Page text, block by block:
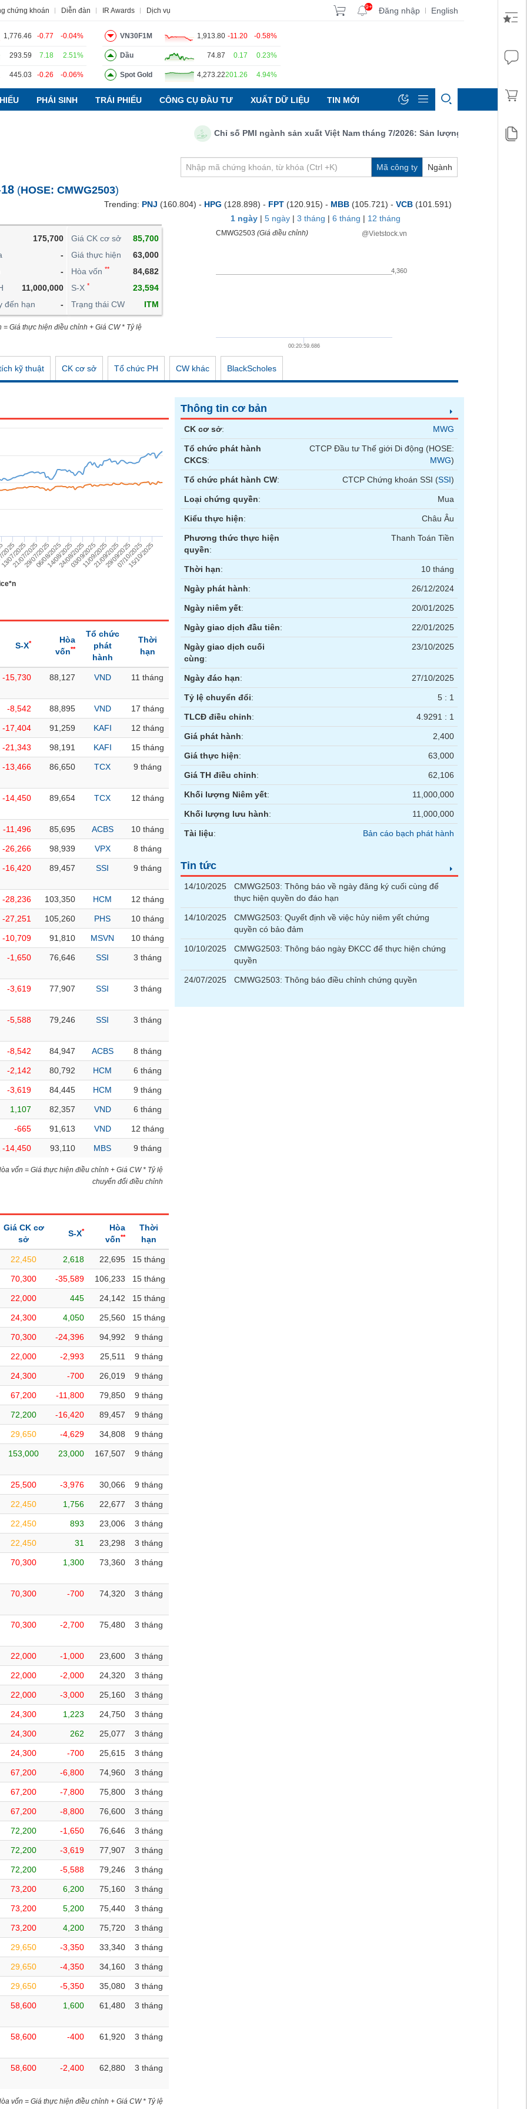
chứng khoán Diễn đàn IR Awards Dịch vụ 9+ Đăng nhập | English
1,776.46 -0.77 -0.04%
293.59 7.18 2.51%
445.03 -0.26 -0.06%
VN30F1M 1,913.80 -11.20 -0.58%
Dầu 74.87 0.17 0.23%
Spot Gold 4,273.22201.26 4.94%
PHÁI SINH TRÁI PHIẾU CÔNG CỤ ĐẦU TƯ XUẤT DỮ LIỆU TIN MỚI
Chỉ số PMI ngành sản xuất Việt Nam tháng 7/2026: Sản lượng, số lượng đơn đặt
Mã công ty Ngành
(HOSE: CMWG2503)
175,700
-
-
11,000,000
đến hạn
-
Giá CK cơ sở
85,700
Giá thực hiện
63,000
Hòa vốn **
84,682
S-X *
23,594
Trạng thái CW
ITM
Giá thực hiện điều chỉnh + Giá CW * Tỷ lệ
Trending: PNJ (160.804) - HPG (128.898) - FPT (120.915) - MBB (105.721) - VCB (101.591)
1 ngày | 5 ngày | 3 tháng | 6 tháng | 12 tháng
CMWG2503 (Giá điều chỉnh) @Vietstock.vn
00:20:59.686
4,360
kỹ thuật CK cơ sở Tổ chức PH CW khác BlackScholes
13/07/2025
21/07/2025
29/07/2025
06/08/2025
14/08/2025
24/08/2025
03/09/2025
11/09/2025
21/09/2025
29/09/2025
07/10/2025
15/10/2025
S-X*
Hòa
vốn**
Tổ chức
phát
hành
Thời
hạn
-15,730 88,127 VND 11 tháng
-8,542 88,895 VND 17 tháng
-17,404 91,259 KAFI 12 tháng
-21,343 98,191 KAFI 15 tháng
-13,466 86,650 TCX 9 tháng
-14,450 89,654 TCX 12 tháng
-11,496 85,695 ACBS 10 tháng
-26,266 98,939 VPX 8 tháng
-16,420 89,457 SSI 9 tháng
-28,236 103,350 HCM 12 tháng
-27,251 105,260 PHS 10 tháng
-10,709 91,810 MSVN 10 tháng
-1,650 76,646 SSI 3 tháng
-3,619 77,907 SSI 3 tháng
-5,588 79,246 SSI 3 tháng
-8,542 84,947 ACBS 8 tháng
-2,142 80,792 HCM 6 tháng
-3,619 84,445 HCM 9 tháng
1,107 82,357 VND 6 tháng
-665 91,613 VND 12 tháng
-14,450 93,110 MBS 9 tháng
vốn = Giá thực hiện điều chỉnh + Giá CW * Tỷ lệ
chuyển đổi điều chỉnh
Giá CK cơ
sở
S-X*
Hòa
vốn**
Thời
hạn
22,450 2,618 22,695 15 tháng
70,300 -35,589 106,233 15 tháng
22,000 445 24,142 15 tháng
24,300 4,050 25,560 15 tháng
70,300 -24,396 94,992 9 tháng
22,000 -2,993 25,511 9 tháng
24,300 -700 26,019 9 tháng
67,200 -11,800 79,850 9 tháng
72,200 -16,420 89,457 9 tháng
29,650 -4,629 34,808 9 tháng
153,000 23,000 167,507 9 tháng
25,500 -3,976 30,066 9 tháng
22,450 1,756 22,677 3 tháng
22,450 893 23,006 3 tháng
22,450 31 23,298 3 tháng
70,300 1,300 73,360 3 tháng
70,300 -700 74,320 3 tháng
70,300 -2,700 75,480 3 tháng
22,000 -1,000 23,600 3 tháng
22,000 -2,000 24,320 3 tháng
22,000 -3,000 25,160 3 tháng
24,300 1,223 24,750 3 tháng
24,300 262 25,077 3 tháng
24,300 -700 25,615 3 tháng
67,200 -6,800 74,960 3 tháng
67,200 -7,800 75,800 3 tháng
67,200 -8,800 76,600 3 tháng
72,200 -1,650 76,646 3 tháng
72,200 -3,619 77,907 3 tháng
72,200 -5,588 79,246 3 tháng
73,200 6,200 75,160 3 tháng
73,200 5,200 75,440 3 tháng
73,200 4,200 75,720 3 tháng
29,650 -3,350 33,340 3 tháng
29,650 -4,350 34,160 3 tháng
29,650 -5,350 35,080 3 tháng
58,600 1,600 61,480 3 tháng
58,600 -400 61,920 3 tháng
58,600 -2,400 62,880 3 tháng
vốn = Giá thực hiện điều chỉnh + Giá CW * Tỷ lệ
Thông tin cơ bản
CK cơ sở: MWG
Tổ chức phát hành
CKCS:
CTCP Đầu tư Thế giới Di động (HOSE:
MWG)
Tổ chức phát hành CW: CTCP Chứng khoán SSI (SSI)
Loại chứng quyền: Mua
Kiểu thực hiện: Châu Âu
Phương thức thực hiện
quyền:
Thanh Toán Tiền
Thời hạn: 10 tháng
Ngày phát hành: 26/12/2024
Ngày niêm yết: 20/01/2025
Ngày giao dịch đầu tiên: 22/01/2025
Ngày giao dịch cuối
cùng:
23/10/2025
Ngày đáo hạn: 27/10/2025
Tỷ lệ chuyển đổi: 5 : 1
TLCĐ điều chỉnh: 4.9291 : 1
Giá phát hành: 2,400
Giá thực hiện: 63,000
Giá TH điều chỉnh: 62,106
Khối lượng Niêm yết: 11,000,000
Khối lượng lưu hành: 11,000,000
Tài liệu: Bản cáo bạch phát hành
Tin tức
14/10/2025
CMWG2503: Thông báo về ngày đăng ký cuối cùng để
thực hiện quyền do đáo hạn
14/10/2025
CMWG2503: Quyết định về việc hủy niêm yết chứng
quyền có bảo đảm
10/10/2025
CMWG2503: Thông báo ngày ĐKCC để thực hiện chứng
quyền
24/07/2025 CMWG2503: Thông báo điều chỉnh chứng quyền
Tin tức Báo cáo phân tích Thuật ngữ Dịch vụ
DOANH NGHIỆP
PHÁI SINH
TRÁI PHIẾU
CÔNG CỤ ĐẦU TƯ
XUẤT DỮ LIỆU
TIN MỚI
Hợp đồng tương lai Trái phiếu